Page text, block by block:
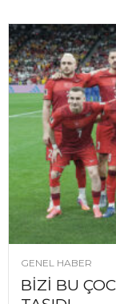
GENEL HABER
BİZİ BU